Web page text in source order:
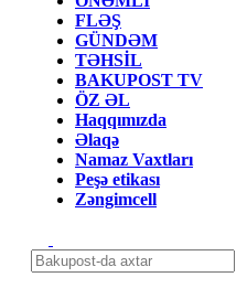
FLƏŞ
GÜNDƏM
TƏHSİL
BAKUPOST TV
ÖZ ƏL
Haqqımızda
Əlaqə
Namaz Vaxtları
Peşə etikası
Zəngimcell